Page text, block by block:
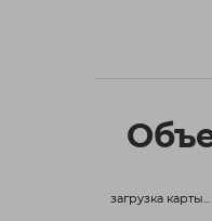
загрузка карты...